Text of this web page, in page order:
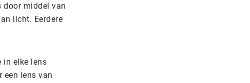
door middel van
licht. Eerdere
in elke lens
een lens van